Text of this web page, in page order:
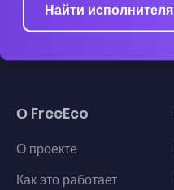
Найти исполнителя
О FreeEco
О проекте
Как это работает